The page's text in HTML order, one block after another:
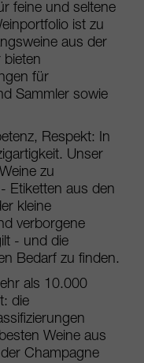
feine und seltene
ist zu
aus der
bieten
für
Sammler sowie
Respekt: In
Unser
zu
Etiketten aus den
kleine
verborgene
- und die
Bedarf zu finden.
als 10.000
die
Weine aus
Champagne